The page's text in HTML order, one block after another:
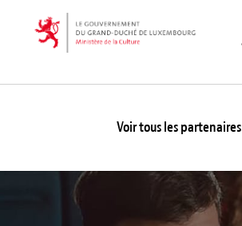
Voir tous les partenaires